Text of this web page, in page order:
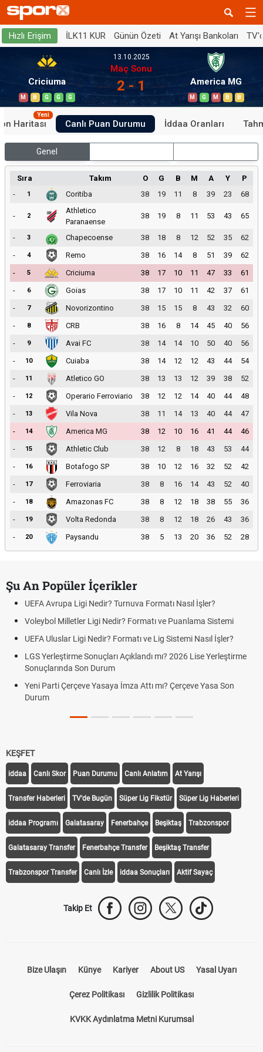
Hızlı Erişim İLK11 KUR Günün Özeti At Yarışı Bankoları
Criciuma
M B G G G
13.10.2025
Maç Sonu
2 - 1 America MG
M G M B B
Haritası
Yeni
Canlı Puan Durumu İddaa Oranları
Genel
Sıra Takım O G B M A Y
P
-
1 Coritiba 38 19 11 8 39 23 68
- 2
Athletico
Paranaense
38 19 8 11 53 43 65
- 3 Chapecoense 38 18 8 12 52 35
62
-
4 Remo 38 16 14 8 51 39
62
-
5 Criciuma 38 17 10 11 47 33
61
-
6 Goias 38 17 10 11 42 37
61
-
7 Novorizontino 38 15 15 8 43 32
60
-
8 CRB 38 16 8 14 45 40
56
-
9 Avai FC 38 14 14 10 50 40
56
-
10 Cuiaba 38 14 12 12 43 44
54
-
11 Atletico GO 38 13 13 12 39 38
52
-
12 Operario Ferroviario 38 12 12 14 40 44
48
-
13 Vila Nova 38 11 14 13 40 44
47
-
14 America MG 38 12 10 16 41 44
46
-
15 Athletic Club 38 12 8 18 43 53
44
-
16 Botafogo SP 38 10 12 16 32 52
42
-
17 Ferroviaria 38 8 16 14 43 52
40
-
18 Amazonas FC 38 8 12 18 38 55
36
-
19 Volta Redonda 38 8 12 18 26 43
36
-
20 Paysandu 38 5 13 20 36 52 28
Şu An Popüler İçerikler
UEFA Avrupa Ligi Nedir? Turnuva Formatı Nasıl İşler?
Voleybol Milletler Ligi Nedir? Formatı ve Puanlama Sistemi
UEFA Uluslar Ligi Nedir? Formatı ve Lig Sistemi Nasıl İşler?
LGS Yerleştirme Sonuçları Açıklandı mı? 2026 Lise Yerleştirme
Sonuçlarında Son Durum
Yeni Parti Çerçeve Yasaya İmza Attı mı? Çerçeve Yasa Son
Durum
KEŞFET
iddaa Canlı Skor Puan Durumu Canlı Anlatım At Yarışı
Transfer Haberleri TV'de Bugün Süper Lig Fikstür Süper Lig Haberleri
iddaa Programı Galatasaray Fenerbahçe Beşiktaş Trabzonspor
Galatasaray Transfer Fenerbahçe Transfer Beşiktaş Transfer
Trabzonspor Transfer Canlı İzle iddaa Sonuçları Aktif Sayaç
Takip Et
Bize Ulaşın Künye Kariyer About US Yasal Uyarı
Çerez Politikası Gizlilik Politikası
KVKK Aydınlatma Metni Kurumsal